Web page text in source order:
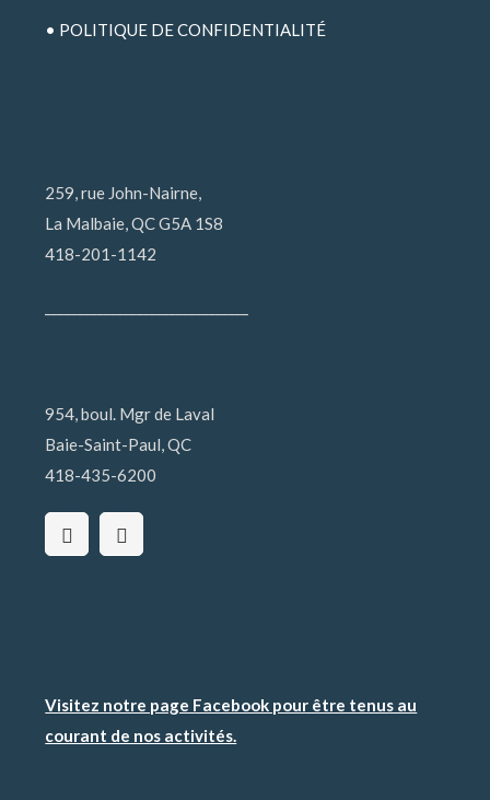
• POLITIQUE DE CONFIDENTIALITÉ
259, rue John-Nairne,
La Malbaie, QC G5A 1S8
418-201-1142
954, boul. Mgr de Laval
Baie-Saint-Paul, QC
418-435-6200
Visitez notre page Facebook pour être tenus au
courant de nos activités.